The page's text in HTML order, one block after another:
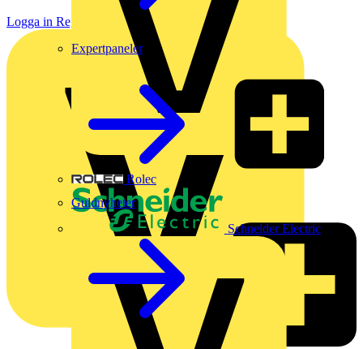
Rolec
Schneider Electric
Expertpaneler
Guldnyheter
Logga in Registrera dig